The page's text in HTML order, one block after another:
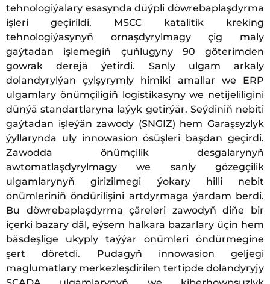
tehnologiýalary esasynda düýpli döwrebaplaşdyrma
işleri geçirildi. MSCC katalitik kreking
tehnologiýasynyň ornaşdyrylmagy çig maly
gaýtadan işlemegiň çuňlugyny 90 göterimden
gowrak derejä ýetirdi. Sanly ulgam arkaly
dolandyrylýan çylşyrymly himiki amallar we ERP
ulgamlary önümçiligiň logistikasyny we netijeliligini
dünýä standartlaryna laýyk getirýär. Seýdiniň nebiti
gaýtadan işleýän zawody (SNGIZ) hem Garaşsyzlyk
ýyllarynda uly innowasion ösüşleri başdan geçirdi.
Zawodda önümçilik desgalarynyň
awtomatlaşdyrylmagy we sanly gözegçilik
ulgamlarynyň girizilmegi ýokary hilli nebit
önümleriniň öndürilişini artdyrmaga ýardam berdi.
Bu döwrebaplaşdyrma çäreleri zawodyň diňe bir
içerki bazary däl, eýsem halkara bazarlary üçin hem
bäsdeşlige ukyply taýýar önümleri öndürmegine
şert döretdi. Pudagyň innowasion geljegi
maglumatlary merkezleşdirilen tertipde dolandyryjy